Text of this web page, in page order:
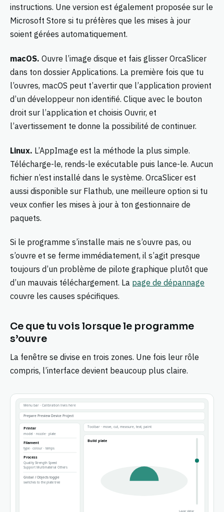
instructions. Une version est également proposée sur le
Microsoft Store si tu préfères que les mises à jour
soient gérées automatiquement.
macOS. Ouvre l’image disque et fais glisser OrcaSlicer
dans ton dossier Applications. La première fois que tu
l’ouvres, macOS peut t’avertir que l’application provient
d’un développeur non identifié. Clique avec le bouton
droit sur l’application et choisis Ouvrir, et
l’avertissement te donne la possibilité de continuer.
Linux. L’AppImage est la méthode la plus simple.
Télécharge-le, rends-le exécutable puis lance-le. Aucun
fichier n’est installé dans le système. OrcaSlicer est
aussi disponible sur Flathub, une meilleure option si tu
veux confier les mises à jour à ton gestionnaire de
paquets.
Si le programme s’installe mais ne s’ouvre pas, ou
s’ouvre et se ferme immédiatement, il s’agit presque
toujours d’un problème de pilote graphique plutôt que
d’un mauvais téléchargement. La page de dépannage
couvre les causes spécifiques.
Ce que tu vois lorsque le programme
s’ouvre
La fenêtre se divise en trois zones. Une fois leur rôle
compris, l’interface devient beaucoup plus claire.